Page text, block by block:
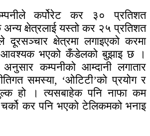
कर्पोरेट कर ३० प्रतिशत
क्षेत्रलाई यस्तो कर २५ प्रतिशत
क्षेत्रमा लगाइएको करमा
आवश्यक भएको कँडेलको बुझाइ छ ।
कम्पनीको आम्दानी लगातार
समस्या, ‘ओटिटी’को प्रयोग र
हो । त्यसबाहेक पनि नाफा कम
कर पनि भएको टेलिकमको भनाइ